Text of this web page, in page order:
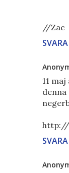
//Zac
SVARA
11
http://
SVARA